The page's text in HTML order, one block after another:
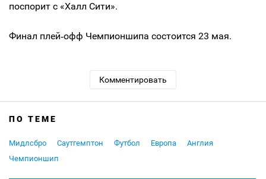
поспорит с «Халл Сити».
Финал плей‑офф Чемпионшипа состоится 23 мая.
Комментировать
ПО ТЕМЕ
Мидлсбро Саутгемптон Футбол Европа
Англия
Чемпионшип